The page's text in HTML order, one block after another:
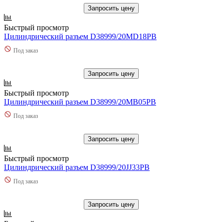
Запросить цену
Быстрый просмотр
Цилиндрический разъем D38999/20MD18PB
Под заказ
Запросить цену
Быстрый просмотр
Цилиндрический разъем D38999/20MB05PB
Под заказ
Запросить цену
Быстрый просмотр
Цилиндрический разъем D38999/20JJ33PB
Под заказ
Запросить цену